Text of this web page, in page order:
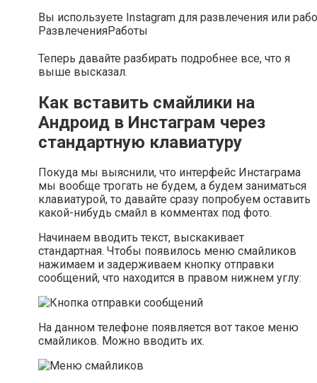
Вы используете Instagram для развлечения или
РазвлеченияРаботы
Теперь давайте разбирать подробнее все, что я
выше высказал.
Как вставить смайлики на
Андроид в Инстаграм через
стандартную клавиатуру
Покуда мы выяснили, что интерфейс Инстаграма
мы вообще трогать не будем, а будем заниматься
клавиатурой, то давайте сразу попробуем оставить
какой-нибудь смайл в комментах под фото.
Начинаем вводить текст, выскакивает
стандартная. Чтобы появилось меню смайликов
нажимаем и задерживаем кнопку отправки
сообщений, что находится в правом нижнем углу:
На данном телефоне появляется вот такое меню
смайликов. Можно вводить их.